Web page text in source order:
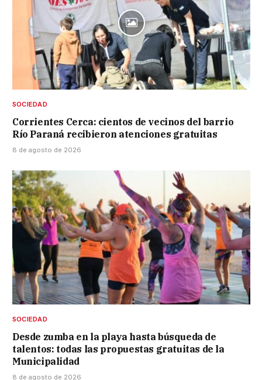
SOCIEDAD
Corrientes Cerca: cientos de vecinos del barrio
Río Paraná recibieron atenciones gratuitas
8 de agosto de 2026
SOCIEDAD
Desde zumba en la playa hasta búsqueda de
talentos: todas las propuestas gratuitas de la
Municipalidad
8 de agosto de 2026